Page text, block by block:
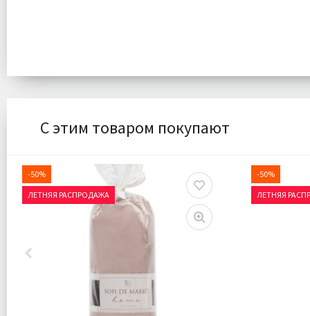
С этим товаром покупают
-50%
ЛЕТНЯЯ РАСПРОДАЖА
-50%
ЛЕТНЯЯ